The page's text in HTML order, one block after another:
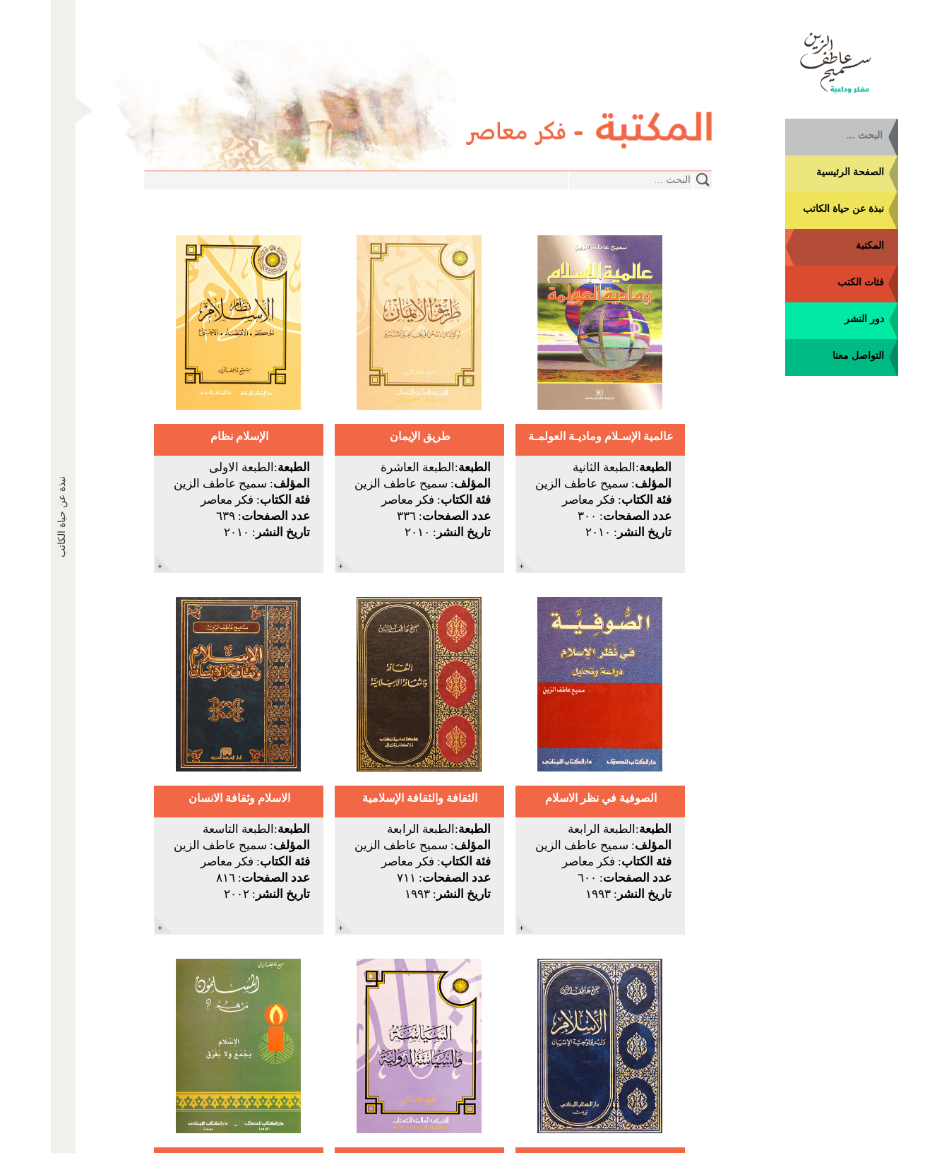
الصفحة الرئيسية
نبذة عن حياة الكاتب
المكتبة
فئات الكتب
دور النشر
التواصل معنا
نبذة عن حياة الكاتب
عالمية الإسـلام وماديـة العولمـة
الطبعة:الطبعة الثانية
المؤلف: سميح عاطف الزين
فئة الكتاب: فكر معاصر
عدد الصفحات: ٣٠٠
تاريخ النشر : ٢٠١٠
طريق الإيمان
الطبعة:الطبعة العاشرة
المؤلف: سميح عاطف الزين
فئة الكتاب: فكر معاصر
عدد الصفحات: ٣٣٦
تاريخ النشر : ٢٠١٠
الإسلام نظام
الطبعة:الطبعة الاولى
المؤلف: سميح عاطف الزين
فئة الكتاب: فكر معاصر
عدد الصفحات: ٦٣٩
تاريخ النشر : ٢٠١٠
الصوفية في نظر الاسلام
الطبعة:الطبعة الرابعة
المؤلف: سميح عاطف الزين
فئة الكتاب: فكر معاصر
عدد الصفحات: ٦٠٠
تاريخ النشر : ١٩٩٣
الثقافة والثقافة الإسلامية
الطبعة:الطبعة الرابعة
المؤلف: سميح عاطف الزين
فئة الكتاب: فكر معاصر
عدد الصفحات: ٧١١
تاريخ النشر : ١٩٩٣
الاسلام وثقافة الانسان
الطبعة:الطبعة التاسعة
المؤلف: سميح عاطف الزين
فئة الكتاب: فكر معاصر
عدد الصفحات: ٨١٦
تاريخ النشر : ٢٠٠٢